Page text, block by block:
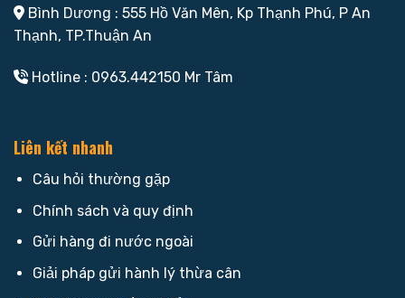
Bình Dương : 555 Hồ Văn Mên, Kp Thạnh Phú, P An
Thạnh, TP.Thuận An
Hotline : 0963.442150 Mr Tâm
Liên kết nhanh
Câu hỏi thường gặp
Chính sách và quy định
Gửi hàng đi nước ngoài
Giải pháp gửi hành lý thừa cân